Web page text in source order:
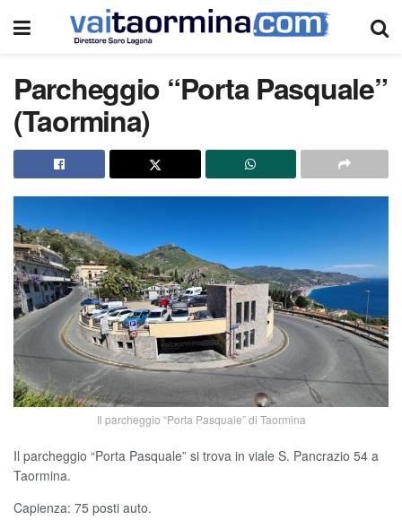
Parcheggio “Porta Pasquale”
(Taormina)
Il parcheggio “Porta Pasquale” di Taormina
Il parcheggio “Porta Pasquale” si trova in viale S. Pancrazio 54 a
Taormina.
Capienza: 75 posti auto.